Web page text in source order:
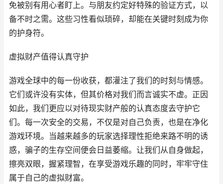
免被别有用心者盯上。与朋友约定好特殊的验证方式，以
备不时之需。这些习性看似琐碎，却能在关键时刻成为你
的护身符。
虚拟财产值得认真守护
游戏全球中的每一份收获，都灌注了我们的时刻与情感。
它们或许没有实体，但其价格对我们而言诚实不虚。正因
如此，我们更应以对待现实财产般的认真态度去守护它
们。每一次安全的交易，不仅是对自己负责，也是在净化
游戏环境。当越来越多的玩家选择理性拒绝来路不明的诱
惑，骗子的生存空间便会日益萎缩。让我们从自身做起，
擦亮双眼，握紧理智，在享受游戏乐趣的同时，牢牢守住
属于自己的虚拟财富。